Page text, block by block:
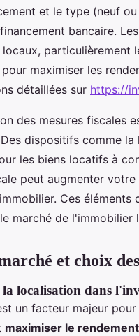
et le type (neuf
bancaire.
particulièrement
maximiser les
détaillées sur https://
des mesures fiscales
dispositifs comme
les biens locatifs à
peut augmenter
Ces éléments
marché de l'immobilier
et choix
localisation dans
un facteur majeur
maximiser le